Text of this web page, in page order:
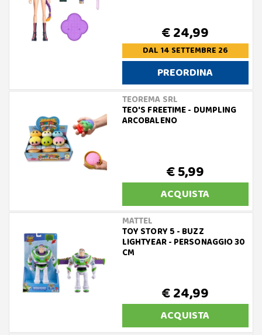
€ 24,99
DAL 14 SETTEMBRE 26
PREORDINA
TEOREMA SRL
TEO'S FREETIME - DUMPLING
ARCOBALENO
€ 5,99
ACQUISTA
MATTEL
TOY STORY 5 - BUZZ
LIGHTYEAR - PERSONAGGIO 30
CM
€ 24,99
ACQUISTA